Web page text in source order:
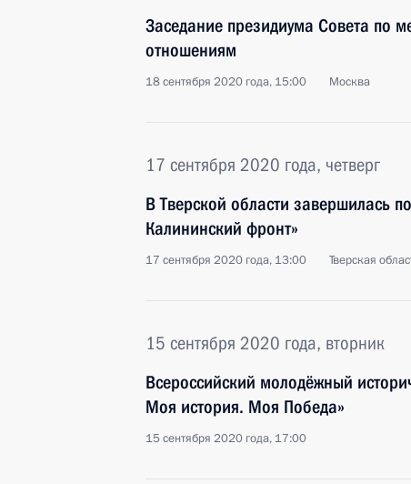
Заседание президиума Совета по
отношениям
18 сентября 2020 года, 15:00 Москва
17 сентября 2020 года, четверг
В Тверской области завершилась
Калининский фронт»
17 сентября 2020 года, 13:00 Тверская
15 сентября 2020 года, вторник
Всероссийский молодёжный
Моя история. Моя Победа»
15 сентября 2020 года, 17:00